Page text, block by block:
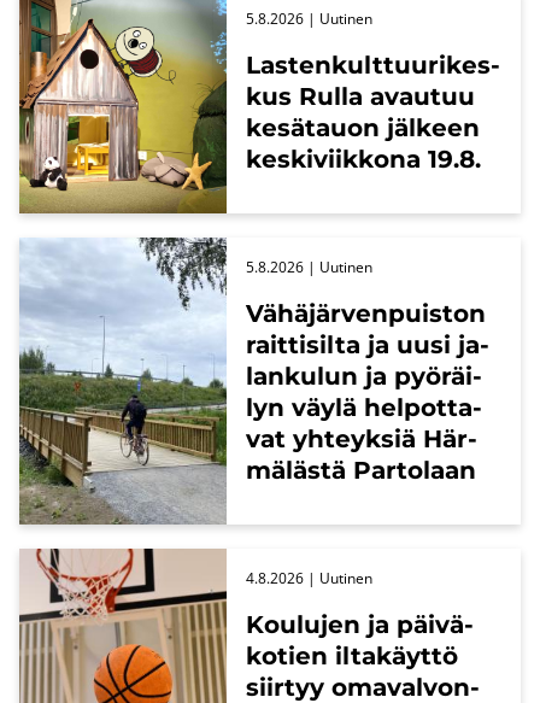
Las­ten­kult­tuu­ri­kes­
kus Rulla avau­tuu
ke­sä­tauon jäl­keen
kes­ki­viik­ko­na 19.8.
5.8.2026 | Uu­ti­nen
Vä­hä­jär­ven­puis­ton
rait­ti­sil­ta ja uusi ja­
lan­ku­lun ja pyö­räi­
lyn väylä hel­pot­ta­
vat yh­teyk­siä Här­
mä­läs­tä Par­to­laan
5.8.2026 | Uu­ti­nen
Kou­lu­jen ja päi­vä­
ko­tien il­ta­käyt­tö
siir­tyy oma­val­von­
4.8.2026 | Uu­ti­nen